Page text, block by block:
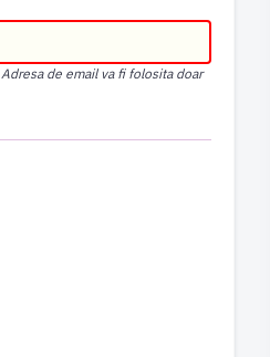
de email va fi folosita doar